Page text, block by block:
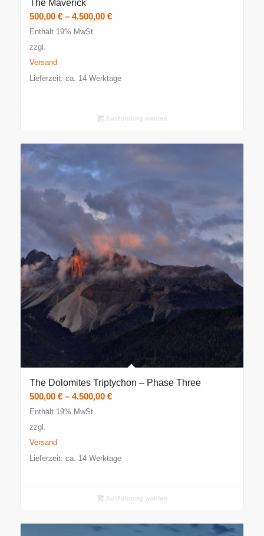
The Maverick
500,00 € – 4.500,00 €Preisspanne:
Enthält 19% MwSt.
zzgl.
Versand
Lieferzeit: ca. 14 Werktage
Ausführung wählen
The Dolomites Triptychon – Phase Three
500,00 € – 4.500,00 €Preisspanne:
Enthält 19% MwSt.
zzgl.
Versand
Lieferzeit: ca. 14 Werktage
Ausführung wählen